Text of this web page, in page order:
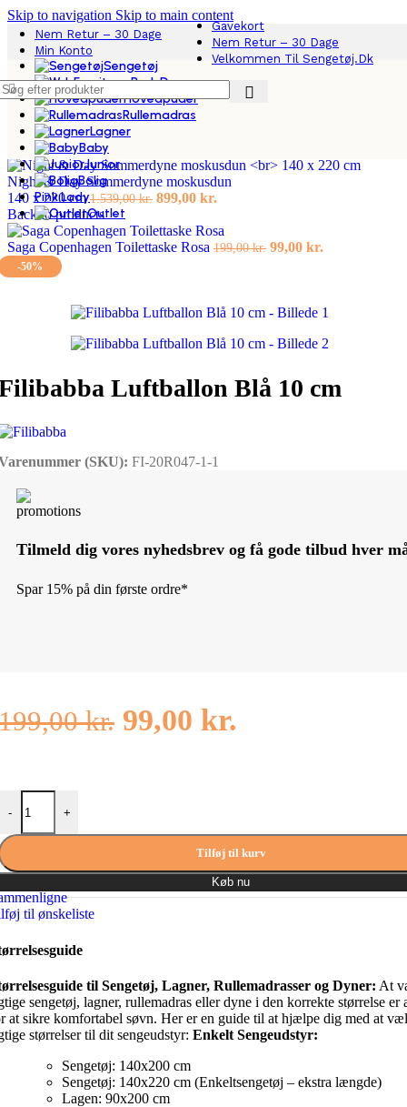
Skip to navigation Skip to main content
Nem Retur – 30 Dage
Min Konto
Gavekort
Nem Retur – 30 Dage
Velkommen Til Sengetøj.dk
Sengetøj
Dyner
Hovedpuder
Rullemadras
Lagner
Baby
Junior
Bolig
Pink Lady
Outlet
Forside/ Junior/ Filibabba Luftballon Blå 10 cm
Night & Day Sommerdyne moskusdun
140 x 220 cm1.539,00kr. Den
pris
var:
899,00 kr.
pris
er:
Back to products
Saga Copenhagen Toilettaske Rosa 199,00kr. Den
199,00 kr..
99,00 kr.
99,00 kr..
-50%
Luftballon Blå 10 cm
(SKU): FI-20R047-1-1
Tilmeld dig vores nyhedsbrev og få gode tilbud hver
Spar 15% på din første ordre*
kr. Den
199,00 kr..
99,00 kr.
99,00 kr..
-
Luftballon Blå 10 cm antal
+
Tilføj til kurv
Køb nu
til ønskeliste
til Sengetøj, Lagner, Rullemadrasser og Dyner: At
sengetøj, lagner, rullemadras eller dyne i den korrekte størrelse er
at sikre komfortabel søvn. Her er en guide til at hjælpe dig med at
størrelser til dit sengeudstyr: Enkelt Sengeudstyr:
Sengetøj: 140x200 cm
Sengetøj: 140x220 cm (Enkeltsengetøj – ekstra længde)
Lagen: 90x200 cm